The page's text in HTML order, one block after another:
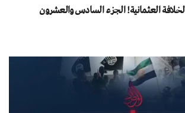
العثمانية! الجزء السادس والعشرون